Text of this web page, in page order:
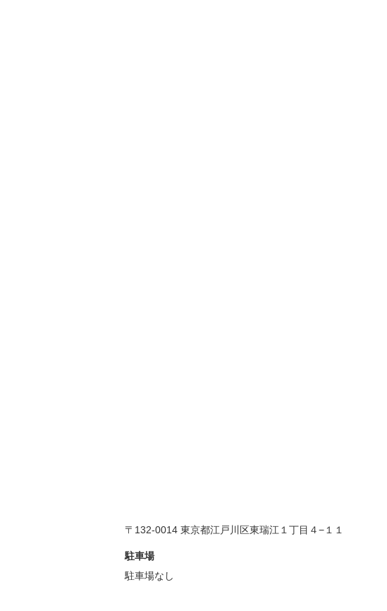
〒132-0014 東京都江戸川区東瑞江１丁目４−１１
駐車場
駐車場なし